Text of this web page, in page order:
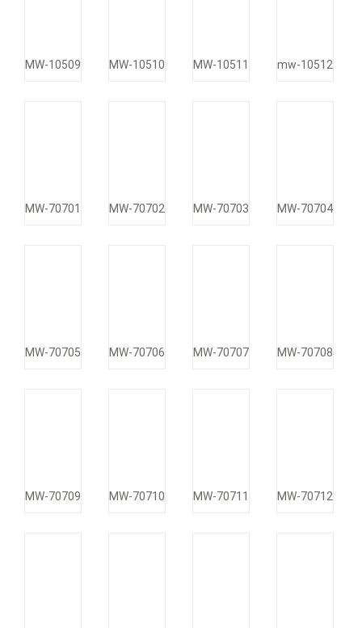
MW-10509 MW-10510 MW-10511 mw-10512
MW-70701 MW-70702 MW-70703 MW-70704
MW-70705 MW-70706 MW-70707 MW-70708
MW-70709 MW-70710 MW-70711 MW-70712